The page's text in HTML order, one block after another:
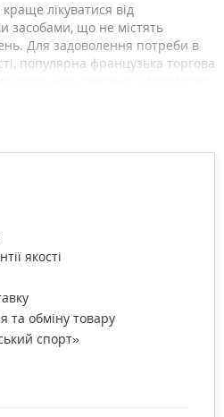
лікуватися від
засобами, що не містять
Для задоволення потреби в
популярна французька торгова
немедикаментозних ЛОР-
спреї Хьюмер/Humer® для
якості
та обміну товару
спорт»